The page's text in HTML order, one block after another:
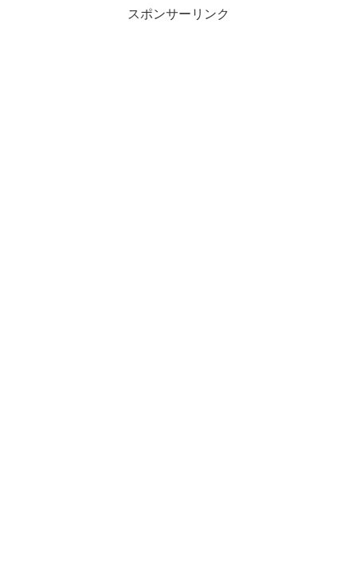
スポンサーリンク